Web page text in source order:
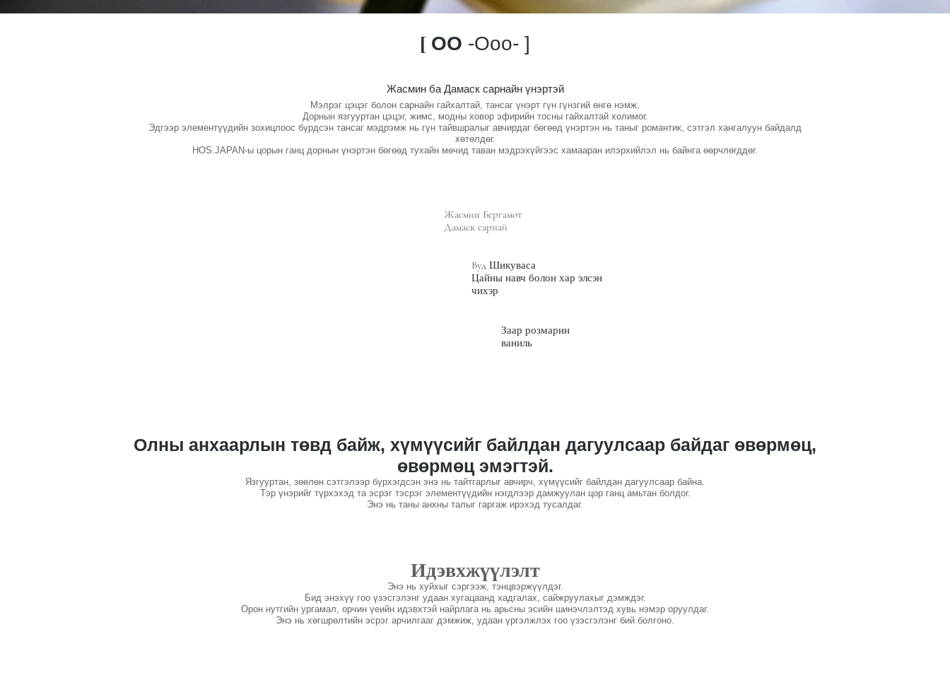
[ ОО -Ооо- ]
Жасмин ба Дамаск сарнайн үнэртэй
Мэлрэг цэцэг болон сарнайн гайхалтай, тансаг үнэрт гүн гүнзгий өнгө нэмж,
Дорнын язгууртан цэцэг, жимс, модны ховор эфирийн тосны гайхалтай холимог.
Эдгээр элементүүдийн зохицлоос бүрдсэн тансаг мэдрэмж нь гүн тайвшралыг авчирдаг бөгөөд үнэртэн нь таныг романтик, сэтгэл хангалуун байдалд
хөтөлдөг.
HOS.JAPAN-ы цорын ганц дорнын үнэртэн бөгөөд тухайн мөчид таван мэдрэхүйгээс хамааран илэрхийлэл нь байнга өөрчлөгддөг.
Жасмин Бергамот
Дамаск сарнай
Вуд Шикуваса
Цайны навч болон хар элсэн
чихэр
Заар розмарин
ваниль
Олны анхаарлын төвд байж, хүмүүсийг байлдан дагуулсаар байдаг өвөрмөц,
өвөрмөц эмэгтэй.
Язгууртан, зөөлөн сэтгэлээр бүрхэгдсэн энэ нь тайтгарлыг авчирч, хүмүүсийг байлдан дагуулсаар байна.
Тэр үнэрийг түрхэхэд та эсрэг тэсрэг элементүүдийн нэгдлээр дамжуулан цор ганц амьтан болдог.
Энэ нь таны анхны талыг гаргаж ирэхэд тусалдаг.
Идэвхжүүлэлт
Энэ нь хуйхыг сэргээж, тэнцвэржүүлдэг.
Бид энэхүү гоо үзэсгэлэнг удаан хугацаанд хадгалах, сайжруулахыг дэмждэг.
Орон нутгийн ургамал, орчин үеийн идэвхтэй найрлага нь арьсны эсийн шинэчлэлтэд хувь нэмэр оруулдаг.
Энэ нь хөгшрөлтийн эсрэг арчилгааг дэмжиж, удаан үргэлжлэх гоо үзэсгэлэнг бий болгоно.